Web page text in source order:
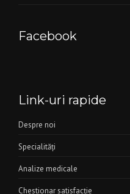
Facebook
Link-uri rapide
Despre noi
Specialităţi
Analize medicale
Chestionar satisfacţie